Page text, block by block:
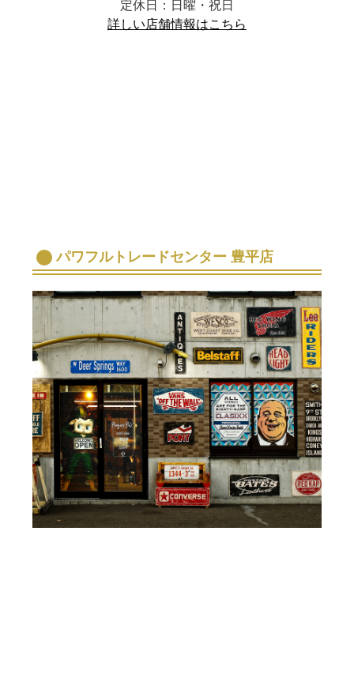
定休日：日曜・祝日
詳しい店舗情報はこちら
パワフルトレードセンター 豊平店